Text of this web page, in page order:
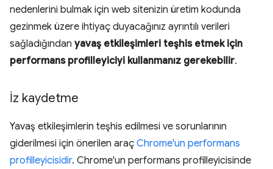
nedenlerini bulmak için web sitenizin üretim kodunda
gezinmek üzere ihtiyaç duyacağınız ayrıntılı verileri
sağladığından yavaş etkileşimleri teşhis etmek için
performans profilleyiciyi kullanmanız gerekebilir.
İz kaydetme
Yavaş etkileşimlerin teşhis edilmesi ve sorunlarının
giderilmesi için önerilen araç Chrome'un performans
profilleyicisidir. Chrome'un performans profilleyicisinde